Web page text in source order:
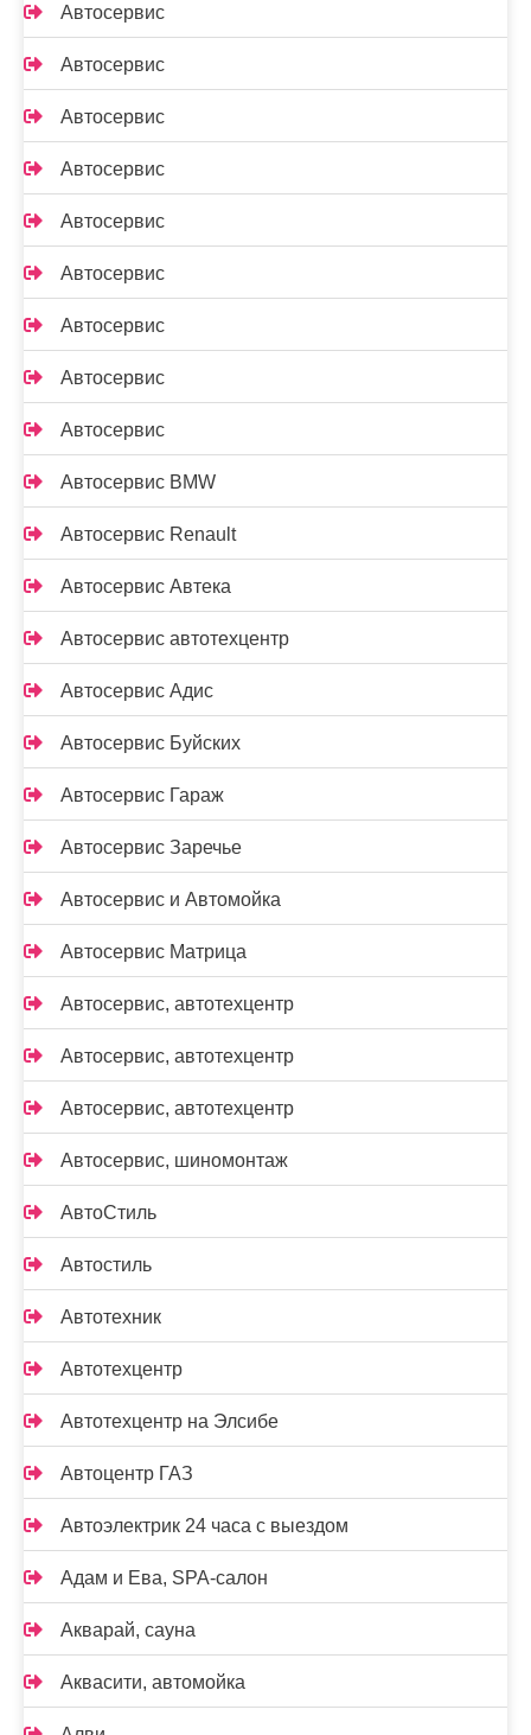
Автосервис
Автосервис
Автосервис
Автосервис
Автосервис
Автосервис
Автосервис
Автосервис
Автосервис
Автосервис BMW
Автосервис Renault
Автосервис Автека
Автосервис автотехцентр
Автосервис Адис
Автосервис Буйских
Автосервис Гараж
Автосервис Заречье
Автосервис и Автомойка
Автосервис Матрица
Автосервис, автотехцентр
Автосервис, автотехцентр
Автосервис, автотехцентр
Автосервис, шиномонтаж
АвтоСтиль
Автостиль
Автотехник
Автотехцентр
Автотехцентр на Элсибе
Автоцентр ГАЗ
Автоэлектрик 24 часа с выездом
Адам и Ева, SPA-салон
Акварай, сауна
Аквасити, автомойка